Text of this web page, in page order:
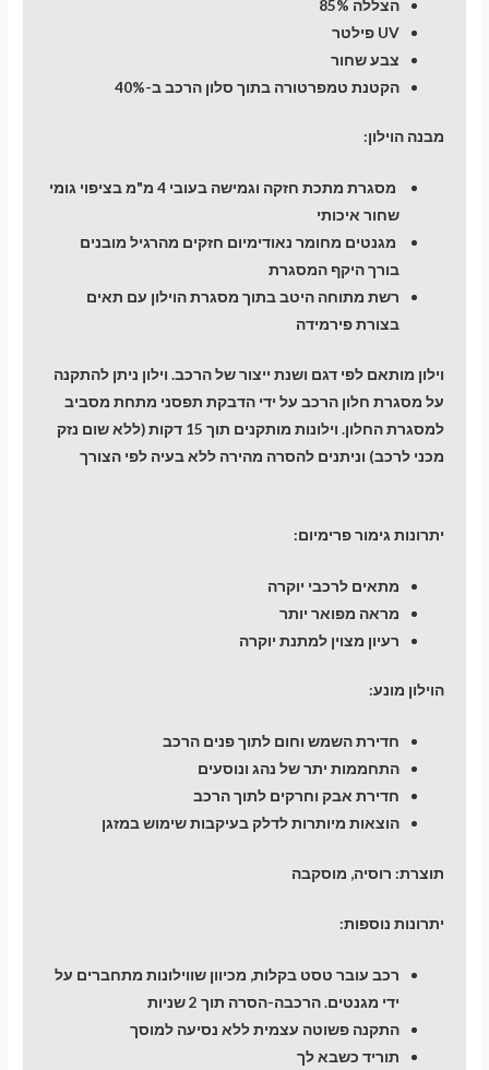
הצללה 85%
UV פילטר
צבע שחור
הקטנת טמפרטורה בתוך סלון הרכב ב-40%
מבנה הוילון:
מסגרת מתכת חזקה וגמישה בעובי 4 מ"מ בציפוי גומי
שחור איכותי
מגנטים מחומר נאודימיום חזקים מהרגיל מובנים
בורך היקף המסגרת
רשת מתוחה היטב בתוך מסגרת הוילון עם תאים
בצורת פירמידה
וילון מותאם לפי דגם ושנת ייצור של הרכב. וילון ניתן להתקנה
על מסגרת חלון הרכב על ידי הדבקת תפסני מתחת מסביב
למסגרת החלון. וילונות מותקנים תוך 15 דקות (ללא שום נזק
מכני לרכב) וניתנים להסרה מהירה ללא בעיה לפי הצורך
יתרונות גימור פרימיום:
מתאים לרכבי יוקרה
מראה מפואר יותר
רעיון מצוין למתנת יוקרה
הוילון מונע:
חדירת השמש וחום לתוך פנים הרכב
התחממות יתר של נהג ונוסעים
חדירת אבק וחרקים לתוך הרכב
הוצאות מיותרות לדלק בעיקבות שימוש במזגן
תוצרת: רוסיה, מוסקבה
יתרונות נוספות:
רכב עובר טסט בקלות, מכיוון שווילונות מתחברים על
ידי מגנטים. הרכבה-הסרה תוך 2 שניות
התקנה פשוטה עצמית ללא נסיעה למוסך
תוריד כשבא לך